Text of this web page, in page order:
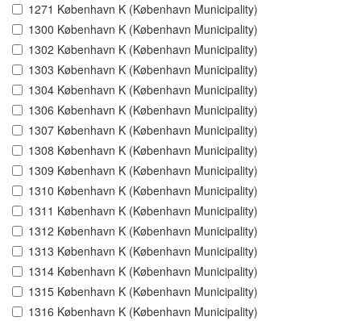
1271 København K (København Municipality)
1300 København K (København Municipality)
1302 København K (København Municipality)
1303 København K (København Municipality)
1304 København K (København Municipality)
1306 København K (København Municipality)
1307 København K (København Municipality)
1308 København K (København Municipality)
1309 København K (København Municipality)
1310 København K (København Municipality)
1311 København K (København Municipality)
1312 København K (København Municipality)
1313 København K (København Municipality)
1314 København K (København Municipality)
1315 København K (København Municipality)
1316 København K (København Municipality)